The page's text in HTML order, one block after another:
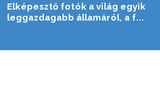
Elképesztő fotók a világ egyik
leggazdagabb államáról, a f...